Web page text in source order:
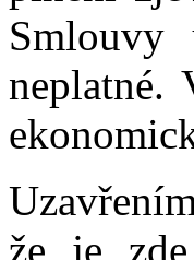
Smlouvy
neplatné.
že je zde